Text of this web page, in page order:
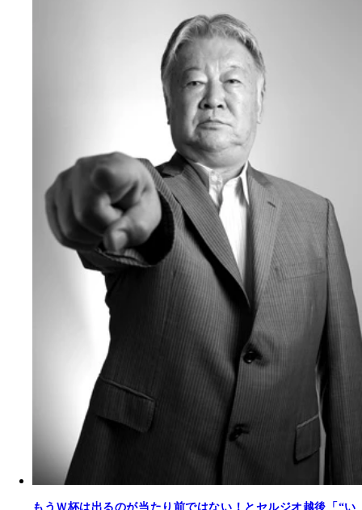
もうＷ杯は出るのが当たり前ではない！とセルジオ越後「“い